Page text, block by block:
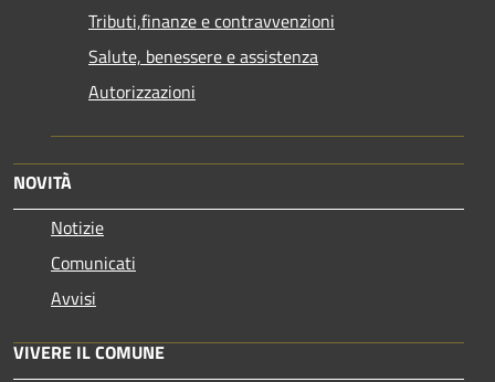
Tributi,finanze e contravvenzioni
Salute, benessere e assistenza
Autorizzazioni
NOVITÀ
Notizie
Comunicati
Avvisi
VIVERE IL COMUNE